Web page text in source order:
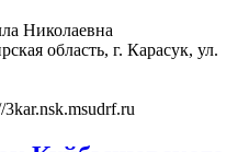
Николаевна
область, г. Карасук, ул.